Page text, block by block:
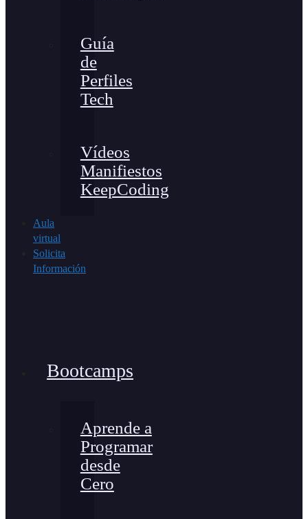
Guía
de
Perfiles
Tech
Vídeos
Manifiestos
KeepCoding
Aula
virtual
Solicita
Información
Bootcamps
Aprende a
Programar
desde
Cero